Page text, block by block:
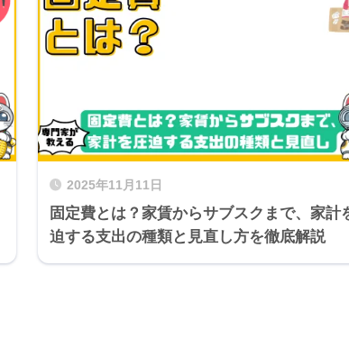
2025年11月11日
固定費とは？家賃からサブスクまで、家計
迫する支出の種類と見直し方を徹底解説